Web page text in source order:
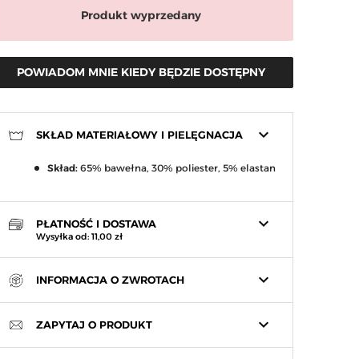
Produkt wyprzedany
POWIADOM MNIE KIEDY BĘDZIE DOSTĘPNY
keyboard_arrow_down
SKŁAD MATERIAŁOWY I PIELĘGNACJA
Skład: 65% bawełna, 30% poliester, 5% elastan
keyboard_arrow_down
PŁATNOŚĆ I DOSTAWA
Wysyłka od: 11,00 zł
keyboard_arrow_down
INFORMACJA O ZWROTACH
keyboard_arrow_down
ZAPYTAJ O PRODUKT